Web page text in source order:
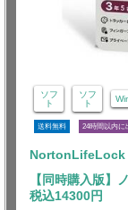
ソフ
ト
ソフ
ト
送料無料 24時間以内に
NortonLifeLock
【同時購入版】
税込14300円